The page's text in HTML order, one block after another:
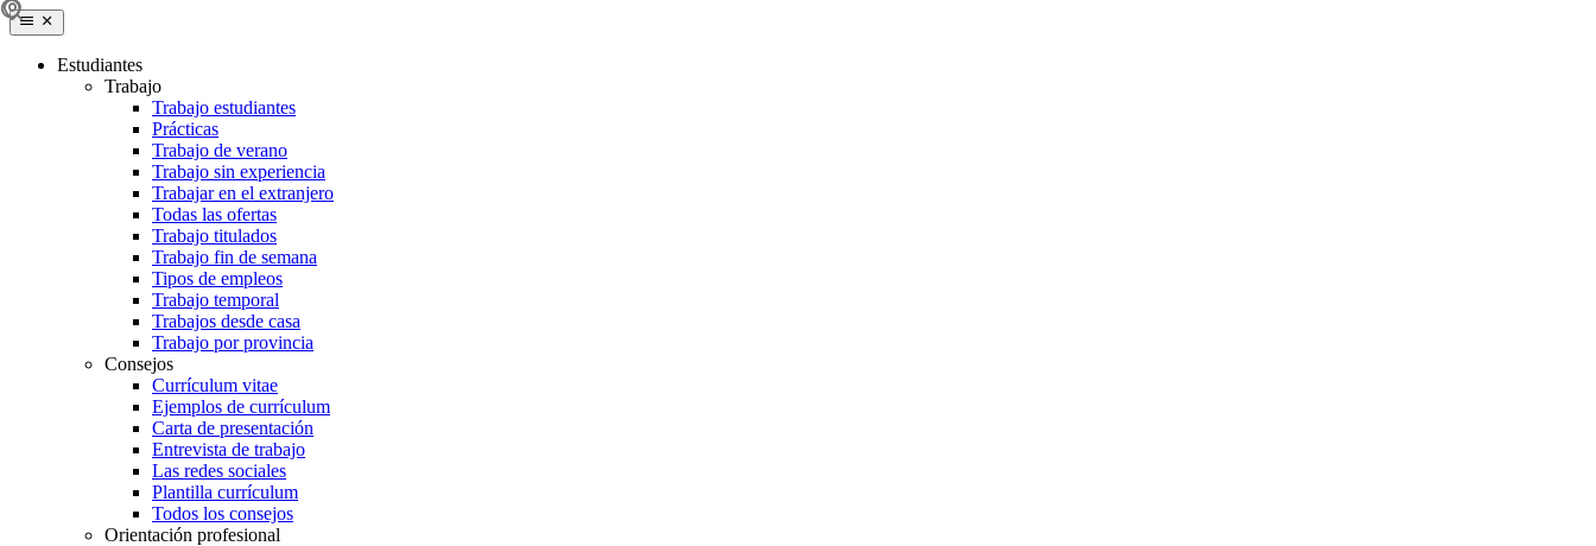
Estudiantes
Trabajo
Trabajo estudiantes
Prácticas
Trabajo de verano
Trabajo sin experiencia
Trabajar en el extranjero
Todas las ofertas
Trabajo titulados
Trabajo fin de semana
Tipos de empleos
Trabajo temporal
Trabajos desde casa
Trabajo por provincia
Consejos
Currículum vitae
Ejemplos de currículum
Carta de presentación
Entrevista de trabajo
Las redes sociales
Plantilla currículum
Todos los consejos
Orientación profesional